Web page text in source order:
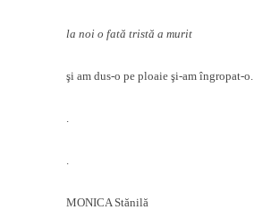
la noi o fată tristă a murit
şi am dus-o pe ploaie şi-am îngropat-o.
.
.
MONICAStănilă